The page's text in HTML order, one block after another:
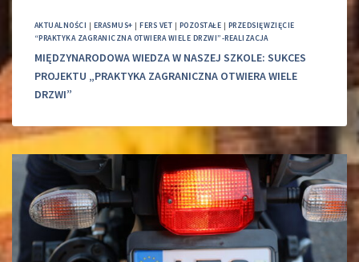
AKTUALNOŚCI | ERASMUS+ |FERS VET | POZOSTAŁE | PRZEDSIĘWZIĘCIE
“PRAKTYKA ZAGRANICZNA OTWIERA WIELE DRZWI”-REALIZACJA
MIĘDZYNARODOWA WIEDZA W NASZEJ SZKOLE: SUKCES
PROJEKTU „PRAKTYKA ZAGRANICZNA OTWIERA WIELE
DRZWI”